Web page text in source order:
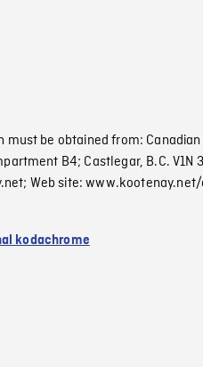
be obtained from: Canadian
B4; Castlegar, B.C. V1N
Web site:
kodachrome